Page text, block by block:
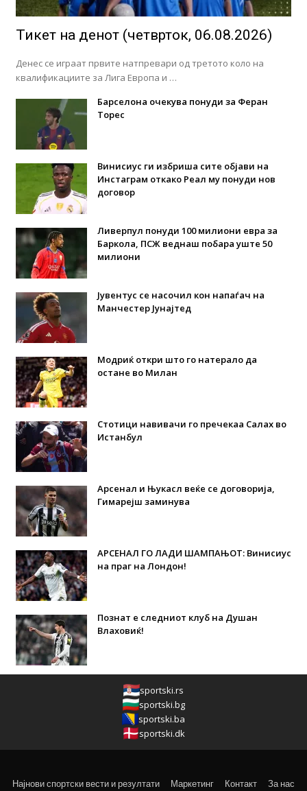
Тикет на денот (четврток, 06.08.2026)
Денес се играат првите натпревари од третото коло на
квалификациите за Лига Европа и …
Барселона очекува понуди за Феран
Торес
Винисиус ги избриша сите објави на
Инстаграм откако Реал му понуди нов
договор
Ливерпул понуди 100 милиони евра за
Баркола, ПСЖ веднаш побара уште 50
милиони
Јувентус се насочил кон напаѓач на
Манчестер Јунајтед
Модриќ откри што го натерало да
остане во Милан
Стотици навивачи го пречекаа Салах во
Истанбул
Арсенал и Њукасл веќе се договорија,
Гимарејш заминува
АРСЕНАЛ ГО ЛАДИ ШАМПАЊОТ: Винисиус
на праг на Лондон!
Познат е следниот клуб на Душан
Влаховиќ!
sportski.rs
sportski.bg
sportski.ba
sportski.dk
Најнови спортски вести и резултати Маркетинг Контакт За нас